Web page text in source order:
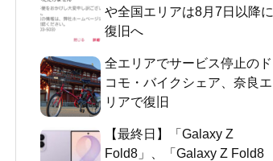
や全国エリアは8月7日以降に
復旧へ
全エリアでサービス停止のド
コモ・バイクシェア、奈良エ
リアで復旧
【最終日】「Galaxy Z
Fold8」、「Galaxy Z Fold8